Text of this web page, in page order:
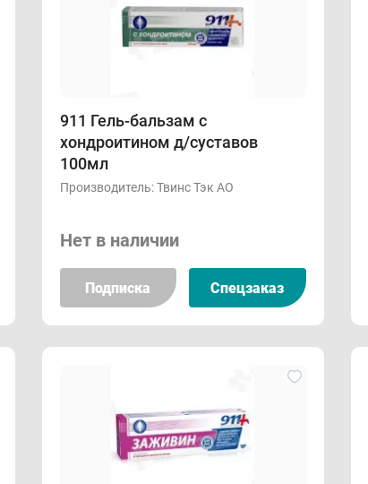
911 Гель-бальзам с
хондроитином д/суставов
100мл
Производитель:Твинс Тэк АО
Нет в наличии
Подписка Спецзаказ